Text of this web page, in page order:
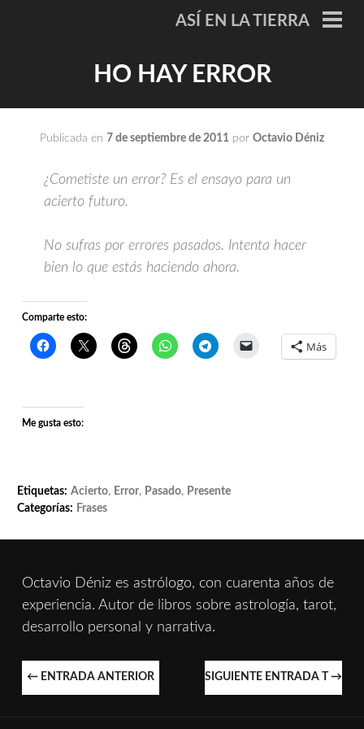
ASÍ EN LA TIERRA
HO HAY ERROR
Publicada en 7 de septiembre de 2011 por Octavio Déniz
¿Cometiste un error? Es el ensayo para un
acierto futuro.
No sufras por errores pasados. Intenta hacer
bien lo que estás haciendo ahora.
Comparte esto:
Más
Me gusta esto:
Etiquetas: Acierto, Error, Pasado, Presente
Categorías: Frases
Octavio Déniz es astrólogo, con cuarenta años de
experiencia. Autor de libros sobre astrología, tarot,
desarrollo personal y narrativa.
NAVEGACIÓN
← ENTRADA ANTERIOR SIGUIENTE ENTRADA T →